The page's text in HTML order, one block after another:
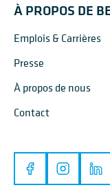
À PROPOS DE
Emplois & Carrières
Presse
À propos de nous
Contact